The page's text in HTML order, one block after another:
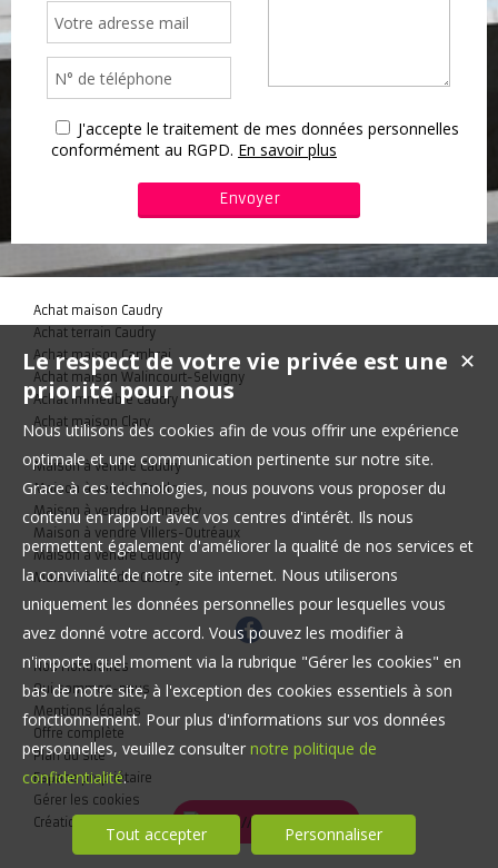
J'accepte le traitement de mes données personnelles
conformément au RGPD. En savoir plus
Achat maison Caudry
Achat terrain Caudry
Achat maison Cambrai
Achat maison Walincourt-Selvigny
Achat immeuble Caudry
Achat maison Clary
Maison à vendre Caudry
Maison à vendre Caudry
Maison à vendre Honnechy
Maison à vendre Villers-Outréaux
Maison à vendre Caudry
Maison à vendre Caudry
Nos Honoraires
Qui sommes-nous
Mentions légales
Offre complète
Plan du site
Espace propriétaire
Gérer les cookies
Création site internet
✕
Le respect de votre vie privée est une
priorité pour nous
Nous utilisons des cookies afin de vous offrir une expérience
optimale et une communication pertinente sur notre site.
Grace à ces technologies, nous pouvons vous proposer du
contenu en rapport avec vos centres d'intérêt. Ils nous
permettent également d'améliorer la qualité de nos services et
la convivialité de notre site internet. Nous utiliserons
uniquement les données personnelles pour lesquelles vous
avez donné votre accord. Vous pouvez les modifier à
n'importe quel moment via la rubrique "Gérer les cookies" en
bas de notre site, à l'exception des cookies essentiels à son
fonctionnement. Pour plus d'informations sur vos données
personnelles, veuillez consulter notre politique de
confidentialité.
Tout accepter Personnaliser